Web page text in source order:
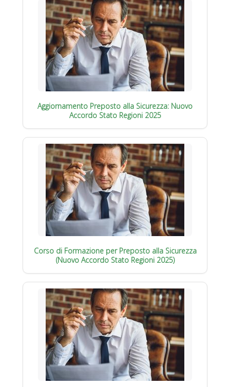
Aggiornamento Preposto alla Sicurezza: Nuovo
Accordo Stato Regioni 2025
Corso di Formazione per Preposto alla Sicurezza
(Nuovo Accordo Stato Regioni 2025)